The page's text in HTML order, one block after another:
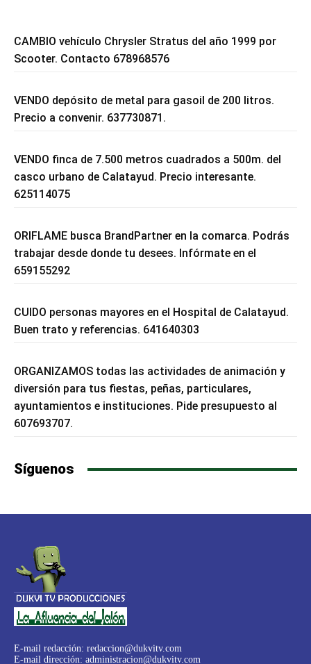
CAMBIO vehículo Chrysler Stratus del año 1999 por
Scooter. Contacto 678968576
VENDO depósito de metal para gasoil de 200 litros.
Precio a convenir. 637730871.
VENDO finca de 7.500 metros cuadrados a 500m. del
casco urbano de Calatayud. Precio interesante.
625114075
ORIFLAME busca BrandPartner en la comarca. Podrás
trabajar desde donde tu desees. Infórmate en el
659155292
CUIDO personas mayores en el Hospital de Calatayud.
Buen trato y referencias. 641640303
ORGANIZAMOS todas las actividades de animación y
diversión para tus fiestas, peñas, particulares,
ayuntamientos e instituciones. Pide presupuesto al
607693707.
Síguenos
E-mail redacción: redaccion@dukvitv.com
E-mail dirección: administracion@dukvitv.com